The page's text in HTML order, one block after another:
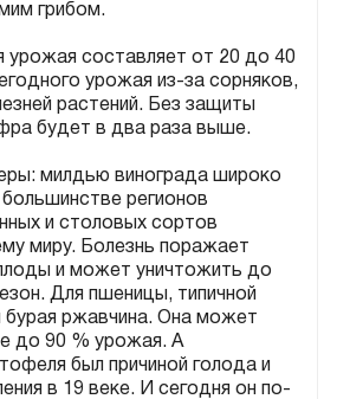
грибом.
урожая составляет от 20 до 40
урожая из-за сорняков,
растений. Без защиты
будет в два раза выше.
милдью винограда широко
регионов
и столовых сортов
миру. Болезнь поражает
и может уничтожить до
Для пшеницы, типичной
бурая ржавчина. Она может
до 90 % урожая. А
был причиной голода и
в 19 веке. И сегодня он по-